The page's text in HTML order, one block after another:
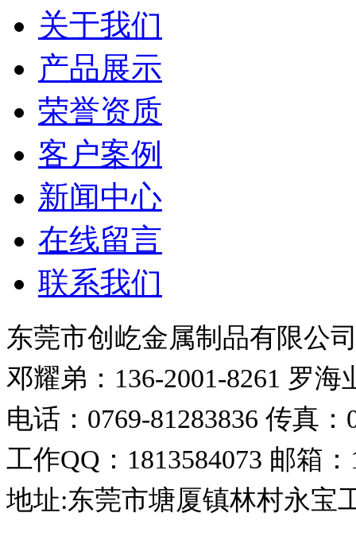
关于我们
产品展示
荣誉资质
客户案例
新闻中心
在线留言
联系我们
东莞市创屹金属制品有限公
邓耀弟：136-2001-8261 罗海
电话：0769-81283836 传真：
工作QQ：1813584073 邮箱：
地址:东莞市塘厦镇林村永宝